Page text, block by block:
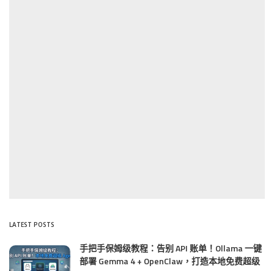
LATEST POSTS
手把手保姆级教程：告别 API 账单！Ollama 一键
部署 Gemma 4 + OpenClaw，打造本地免费超级